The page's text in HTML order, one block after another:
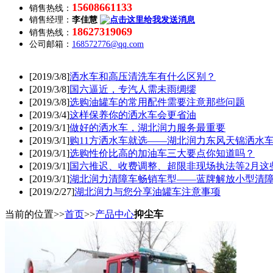
销售热线： 15608661133
销售经理： 李佳慧
销售热线： 18627319069
公司邮箱： 168572776@qq.com
[2019/3/8]洒水车和高压清洗车有什么区别？
[2019/3/8]国六逼近，专汽人需未雨绸缪
[2019/3/8]选购油罐车的常用配件需要注意那些问题
[2019/3/4]这样保养你的洒水车会更省油
[2019/3/1]做好的洒水车，湖北润力服务最重要
[2019/3/1]购11方洒水车就选——湖北润力东风天锦洒水
[2019/3/1]选购性价比高的加油车三大要点你知道吗？
[2019/3/1]国六推迟、收费调整、超限非现场执法等2月这
[2019/3/1]湖北润力清障车畅销车型——蓝牌解放小型清
[2019/2/27]湖北润力与您分享油罐车注意事项
当前的位置>>首页>>产品中心抑尘车